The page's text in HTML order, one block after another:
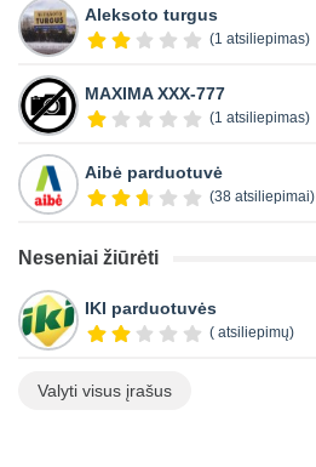
Aleksoto turgus
(1 atsiliepimas)
MAXIMA XXX-777
(1 atsiliepimas)
Aibė parduotuvė
(38 atsiliepimai)
Neseniai žiūrėti
IKI parduotuvės
( atsiliepimų)
Valyti visus įrašus